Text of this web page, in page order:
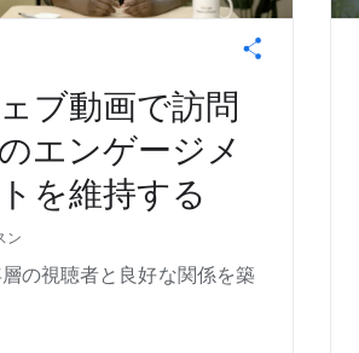
ブ動画で訪問
エンゲージメ
を維持する
ン
の視聴者と良好な関係を築